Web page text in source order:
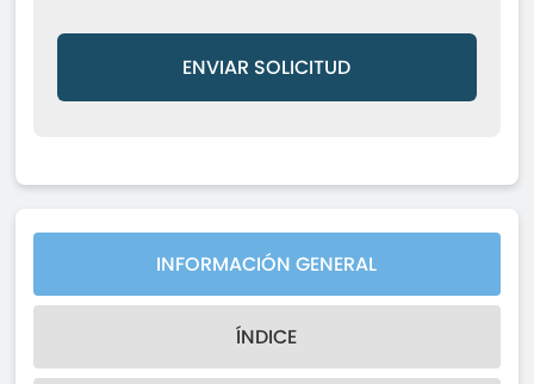
ENVIAR SOLICITUD
INFORMACIÓN GENERAL
ÍNDICE